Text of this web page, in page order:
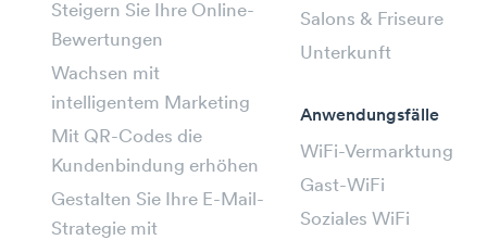
Steigern Sie Ihre Online-
Bewertungen
Wachsen mit
intelligentem Marketing
Mit QR-Codes die
Kundenbindung erhöhen
Gestalten Sie Ihre E-Mail-
Strategie mit
Salons & Friseure
Unterkunft
Anwendungsfälle
WiFi-Vermarktung
Gast-WiFi
Soziales WiFi